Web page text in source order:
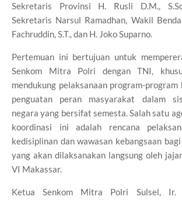
Sekretaris Provinsi H. Rusli D.M.,
Sekretaris Narsul Ramadhan, Wakil
Fachruddin, S.T., dan H. Joko Suparno.
Pertemuan ini bertujuan untuk
Senkom Mitra Polri dengan TNI,
mendukung pelaksanaan program-program
penguatan peran masyarakat dalam
negara yang bersifat semesta. Salah satu
koordinasi ini adalah rencana
kedisiplinan dan wawasan kebangsaan
yang akan dilaksanakan langsung oleh
VI Makassar.
Ketua Senkom Mitra Polri Sulsel, Ir.